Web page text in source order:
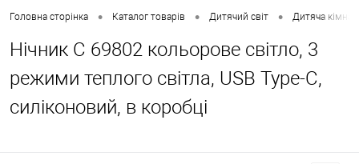
Головна сторінка • Каталог товарів • Дитячий світ • Дитяча
Нічник C 69802 кольорове світло, 3
режими теплого світла, USB Type-C,
силіконовий, в коробці